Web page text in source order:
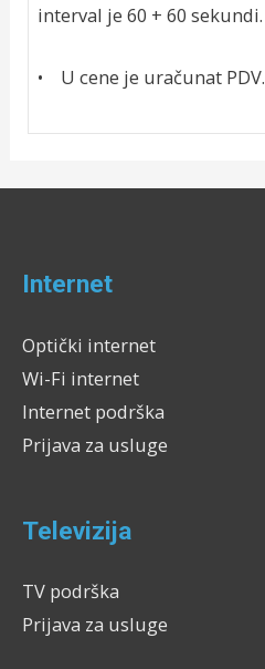
interval je 60 + 60 sekundi.
• U cene je uračunat PDV.
Internet
Optički internet
Wi-Fi internet
Internet podrška
Prijava za usluge
Televizija
TV podrška
Prijava za usluge